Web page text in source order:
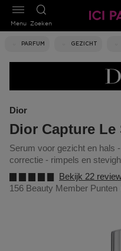
Zoeken
PARFUM GEZICHT
Menu
Dior
Dior Capture Le
serum voor gezicht en hals - hoogperformante anti-aging
correctie - rimpels en
Bekijk 22
156 Beauty Member Punten